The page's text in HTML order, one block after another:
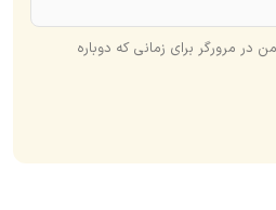
در مرورگر برای زمانی که دوباره